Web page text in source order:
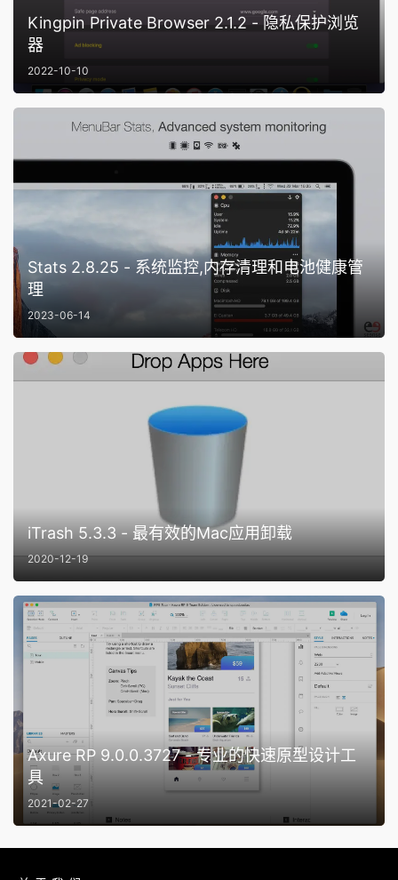
Kingpin Private Browser 2.1.2 - 隐私保护浏览
器
2022-10-10
Stats 2.8.25 - 系统监控,内存清理和电池健康管
理
2023-06-14
iTrash 5.3.3 - 最有效的Mac应用卸载
2020-12-19
Axure RP 9.0.0.3727 - 专业的快速原型设计工
具
2021-02-27